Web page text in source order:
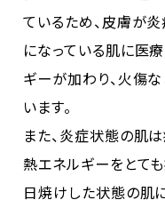
ているため、皮膚が
になっている肌に医
ギーが加わり、火傷
います。
また、炎症状態の肌
熱エネルギーをとても
日焼けした状態の肌